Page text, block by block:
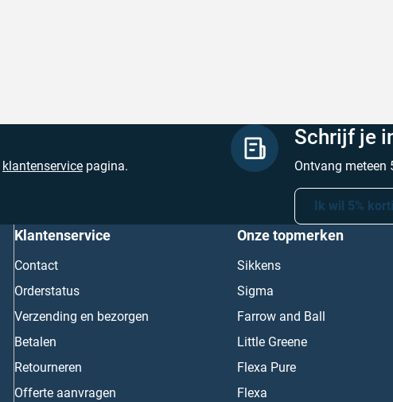
klantenservice pagina.
Schrijf je
Ontvang meteen
Ik wil 5%
Klantenservice
Contact
Orderstatus
Verzending en bezorgen
Betalen
Retourneren
Offerte aanvragen
Onze topmerken
Sikkens
Sigma
Farrow and Ball
Little Greene
Flexa Pure
Flexa